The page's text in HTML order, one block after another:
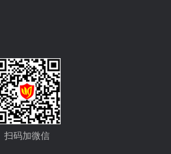
扫码加微信